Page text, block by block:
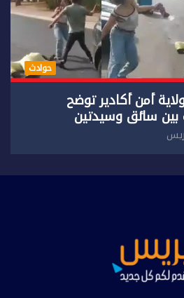
حوادث
أمن أكادير توضح
سائق وسيدتين